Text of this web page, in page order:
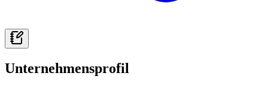
Unternehmensprofil